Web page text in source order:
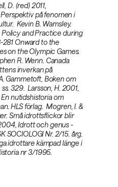
D. (red) 2011,
på fenomen i
Kevin B. Wamsley.‌
and Practice during
281 Onward to the
on the Olympic Games.‌
R. Wenn. Canada
inverkan på
Gammetoft, Boken om
329. ‌Larsson, H. 2001,
nutidshistoria om
HLS förlag. ‌Mogren, I. &
Små idrottsflickor blir
Idrott och genus -
SOCIOLOGI Nr. 2/15. årg.
idrottare kämpad länge i
nr 3/1995.‌